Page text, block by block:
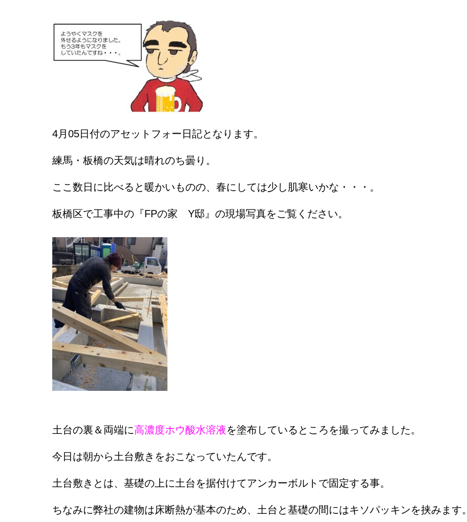
4月05日 付のアセットフォー日記となります。
練馬・板橋の天気は晴れのち曇り。
ここ数日に比べると暖かいものの、春にしては少し肌寒いかな・・・。
板橋区で工事中の『FPの家 Y邸』の現場写真をご覧ください。
土台の裏＆両端に高濃度ホウ酸水溶液を塗布しているところを撮ってみました。
今日は朝から土台敷きをおこなっていたんです。
土台敷きとは、基礎の上に土台を据付けてアンカーボルトで固定する事。
ちなみに弊社の建物は床断熱が基本のため、土台と基礎の間にはキソパッキンを挟みます。